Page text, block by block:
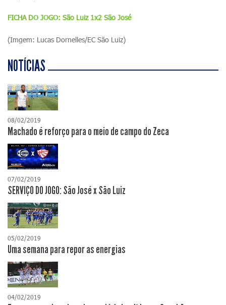
FICHA DO JOGO: São Luiz 1x2 São José
(Imgem: Lucas Dornelles/EC São Luiz)
NOTÍCIAS
08/02/2019
Machado é reforço para o meio de campo do Zeca
07/02/2019
SERVIÇO DO JOGO: São José x São Luiz
05/02/2019
Uma semana para repor as energias
04/02/2019